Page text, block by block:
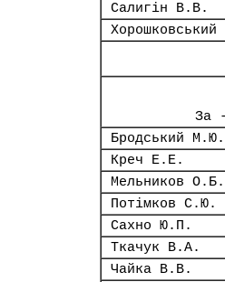
Салигін В.В.
За
Бродський М.Ю.
Креч Е.Е.
Мельников О.Б.
Потімков С.Ю.
Сахно Ю.П.
Ткачук В.А.
Чайка В.В.